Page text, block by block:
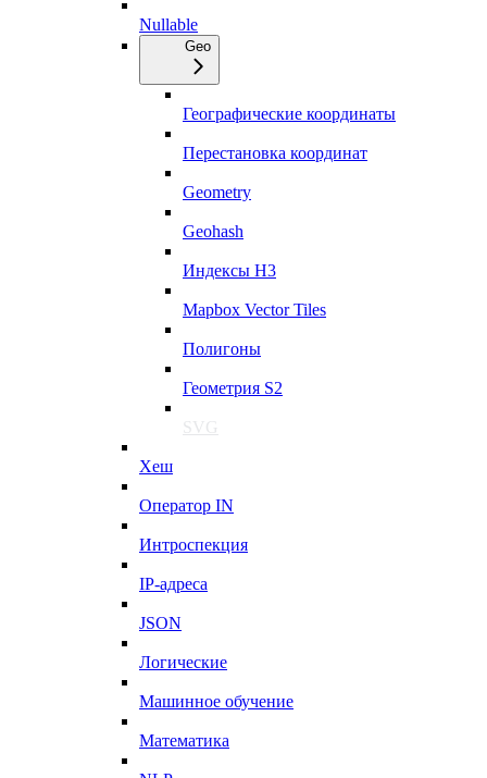
Nullable
Geo
Географические координаты
Перестановка координат
Geometry
Geohash
Индексы H3
Mapbox Vector Tiles
Полигоны
Геометрия S2
SVG
Хеш
Оператор IN
Интроспекция
IP-адреса
JSON
Логические
Машинное обучение
Математика